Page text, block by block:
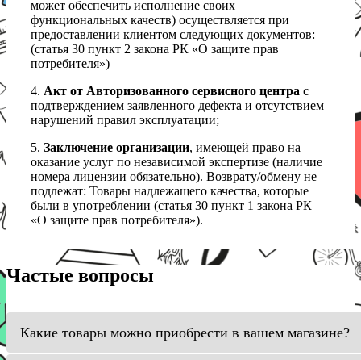
может обеспечить исполнение своих
функциональных качеств) осуществляется при
предоставлении клиентом следующих документов:
(статья 30 пункт 2 закона РК «О защите прав
потребителя»)
4. Акт от Авторизованного сервисного центра с
подтверждением заявленного дефекта и отсутствием
нарушений правил эксплуатации;
5. Заключение организации, имеющей право на
оказание услуг по независимой экспертизе (наличие
номера лицензии обязательно). Возврату/обмену не
подлежат: Товары надлежащего качества, которые
были в употреблении (статья 30 пункт 1 закона РК
«О защите прав потребителя»).
Частые вопросы
Какие товары можно приобрести в вашем магазине?